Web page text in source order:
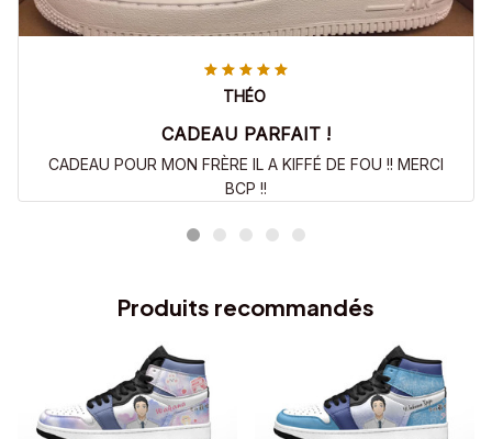
THÉO
CADEAU PARFAIT !
CADEAU POUR MON FRÈRE IL A KIFFÉ DE FOU !! MERCI
BCP !!
Produits recommandés